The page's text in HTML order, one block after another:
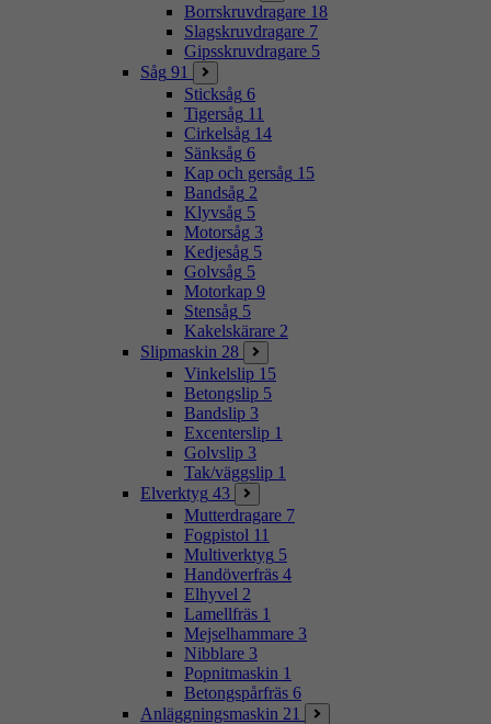
Borrskruvdragare 18
Slagskruvdragare 7
Gipsskruvdragare 5
Såg 91
Sticksåg 6
Tigersåg 11
Cirkelsåg 14
Sänksåg 6
Kap och gersåg 15
Bandsåg 2
Klyvsåg 5
Motorsåg 3
Kedjesåg 5
Golvsåg 5
Motorkap 9
Stensåg 5
Kakelskärare 2
Slipmaskin 28
Vinkelslip 15
Betongslip 5
Bandslip 3
Excenterslip 1
Golvslip 3
Tak/väggslip 1
Elverktyg 43
Mutterdragare 7
Fogpistol 11
Multiverktyg 5
Handöverfräs 4
Elhyvel 2
Lamellfräs 1
Mejselhammare 3
Nibblare 3
Popnitmaskin 1
Betongspårfräs 6
Anläggningsmaskin 21